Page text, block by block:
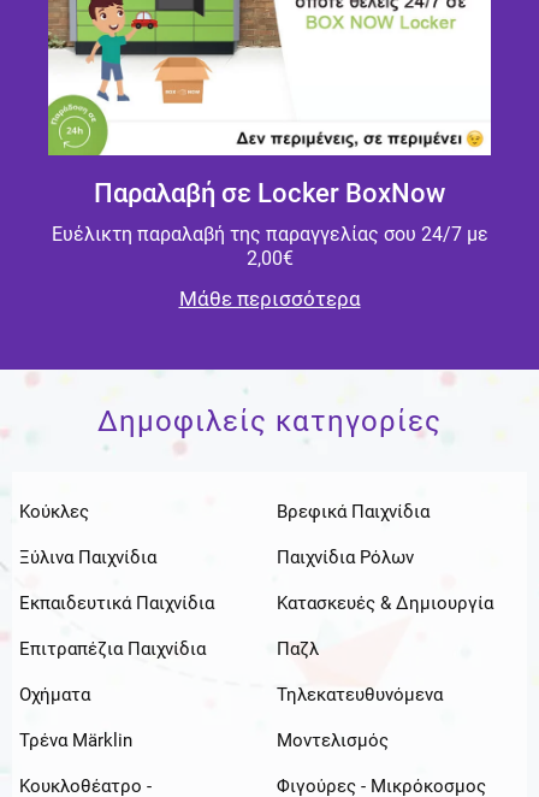
Παραλαβή σε Locker BoxNow
Ευέλικτη παραλαβή της παραγγελίας σου 24/7 με
2,00€
Μάθε περισσότερα
Δημοφιλείς κατηγορίες
Κούκλες Βρεφικά Παιχνίδια
Ξύλινα Παιχνίδια Παιχνίδια Ρόλων
Εκπαιδευτικά Παιχνίδια Κατασκευές & Δημιουργία
Επιτραπέζια Παιχνίδια Παζλ
Οχήματα Τηλεκατευθυνόμενα
Τρένα Märklin Μοντελισμός
Κουκλοθέατρο -
Φιγούρες - Μικρόκοσμος